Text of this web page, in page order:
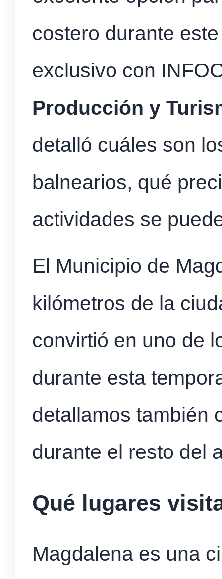
costero durante
exclusivo con
Producción y
detalló cuáles son
balnearios, qué
actividades se
El Municipio de
kilómetros de la
convirtió en uno de
durante esta
detallamos también
durante el resto del
Qué lugares
Magdalena es una